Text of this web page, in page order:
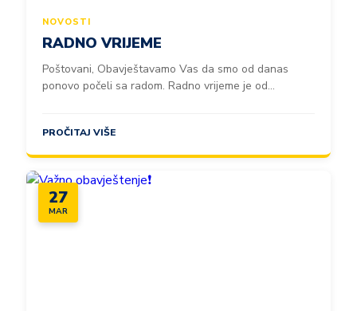
NOVOSTI
RADNO VRIJEME
Poštovani, Obavještavamo Vas da smo od danas
ponovo počeli sa radom. Radno vrijeme je od...
PROČITAJ VIŠE
27
MAR